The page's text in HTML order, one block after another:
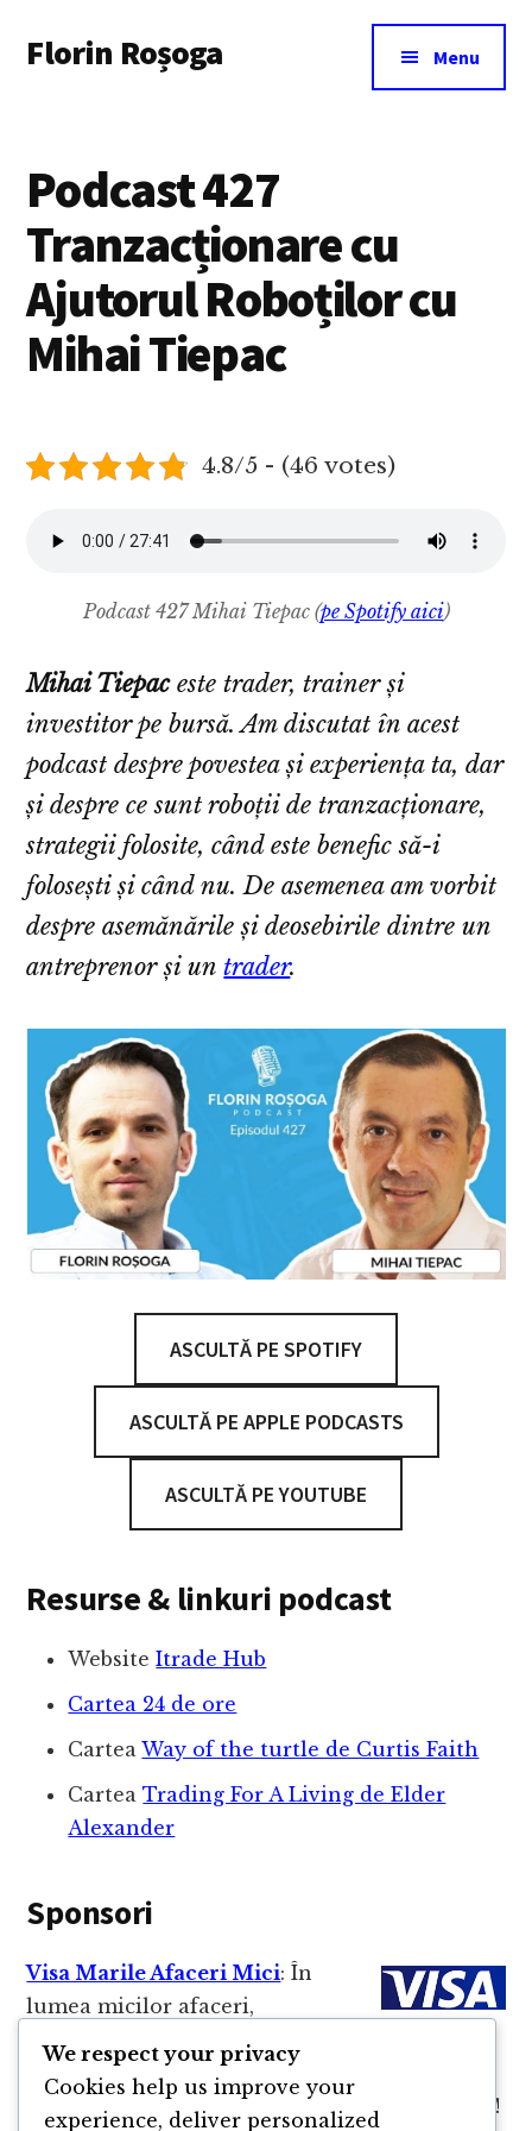
main
menu
Florin Roșoga Menu
Podcast 427
Tranzacționare cu
Ajutorul Roboților cu
Mihai Tiepac
4.8/5 - (46 votes)
Podcast 427 Mihai Tiepac (pe Spotify aici)
Mihai Tiepaceste trader, trainer și
investitor pe bursă. Am discutat în acest
podcast despre povestea și experiența ta, dar
și despre ce sunt roboții de tranzacționare,
strategii folosite, când este benefic să-i
folosești și când nu. De asemenea am vorbit
despre asemănările și deosebirile dintre un
antreprenor și untrader.
ASCULTĂ PE SPOTIFY
ASCULTĂ PE APPLE PODCASTS
ASCULTĂ PE YOUTUBE
Resurse & linkuri podcast
WebsiteItrade Hub
Cartea 24 de ore
CarteaWay of the turtle de Curtis Faith
CarteaTrading For A Living de Elder
Alexander
Sponsori
Visa Marile Afaceri Mici: În
lumea micilor afaceri,
detaliile fac diferența. Intră pe
visa.ro/marileafacerimici și vei găsi ofertele
partenerilor Visa potrivite pentru afacerea ta!
We respect your privacy
Cookies help us improve your
experience, deliver personalized